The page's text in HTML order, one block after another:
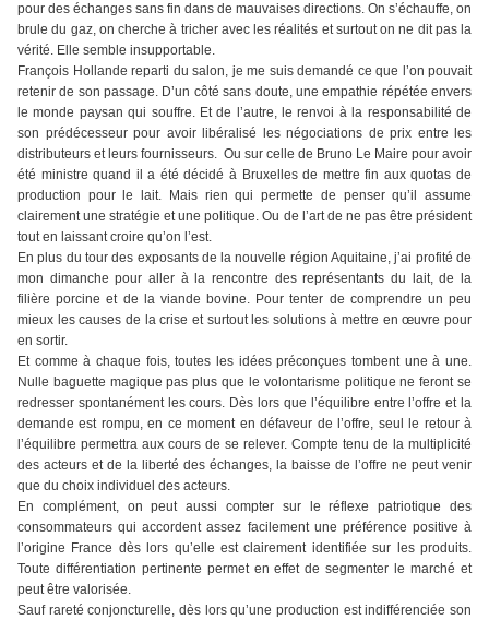
pour des échanges sans fin dans de mauvaises directions. On s’échauffe, on
brule du gaz, on cherche à tricher avec les réalités et surtout on ne dit pas la
vérité. Elle semble insupportable.
François Hollande reparti du salon, je me suis demandé ce que l’on pouvait
retenir de son passage. D’un côté sans doute, une empathie répétée envers
le monde paysan qui souffre. Et de l’autre, le renvoi à la responsabilité de
son prédécesseur pour avoir libéralisé les négociations de prix entre les
distributeurs et leurs fournisseurs. Ou sur celle de Bruno Le Maire pour avoir
été ministre quand il a été décidé à Bruxelles de mettre fin aux quotas de
production pour le lait. Mais rien qui permette de penser qu’il assume
clairement une stratégie et une politique. Ou de l’art de ne pas être président
tout en laissant croire qu’on l’est.
En plus du tour des exposants de la nouvelle région Aquitaine, j’ai profité de
mon dimanche pour aller à la rencontre des représentants du lait, de la
filière porcine et de la viande bovine. Pour tenter de comprendre un peu
mieux les causes de la crise et surtout les solutions à mettre en œuvre pour
en sortir.
Et comme à chaque fois, toutes les idées préconçues tombent une à une.
Nulle baguette magique pas plus que le volontarisme politique ne feront se
redresser spontanément les cours. Dès lors que l’équilibre entre l’offre et la
demande est rompu, en ce moment en défaveur de l’offre, seul le retour à
l’équilibre permettra aux cours de se relever. Compte tenu de la multiplicité
des acteurs et de la liberté des échanges, la baisse de l’offre ne peut venir
que du choix individuel des acteurs.
En complément, on peut aussi compter sur le réflexe patriotique des
consommateurs qui accordent assez facilement une préférence positive à
l’origine France dès lors qu’elle est clairement identifiée sur les produits.
Toute différentiation pertinente permet en effet de segmenter le marché et
peut être valorisée.
Sauf rareté conjoncturelle, dès lors qu’une production est indifférenciée son